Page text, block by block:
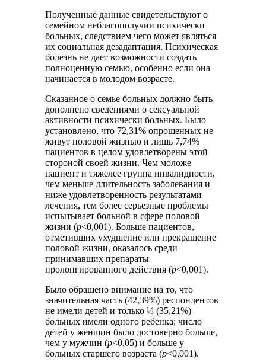
Полученные данные свидетельствуют о
семейном неблагополучии психически
больных, следствием чего может являться
их социальная дезадаптация. Психическая
болезнь не дает возможности создать
полноценную семью, особенно если она
начинается в молодом возрасте.
Сказанное о семье больных должно быть
дополнено сведениями о сексуальной
активности психически больных. Было
установлено, что 72,31% опрошенных не
живут половой жизнью и лишь 7,74%
пациентов в целом удовлетворены этой
стороной своей жизни. Чем моложе
пациент и тяжелее группа инвалидности,
чем меньше длительность заболевания и
ниже удовлетворенность результатами
лечения, тем более серьезные проблемы
испытывает больной в сфере половой
жизни (р<0,001). Больше пациентов,
отметивших ухудшение или прекращение
половой жизни, оказалось среди
принимавших препараты
пролонгированного действия (р<0,001).
Было обращено внимание на то, что
значительная часть (42,39%) респондентов
не имели детей и только ⅓ (35,21%)
больных имели одного ребенка; число
детей у женщин было достоверно больше,
чем у мужчин (р<0,05) и больше у
больных старшего возраста (р<0,001).